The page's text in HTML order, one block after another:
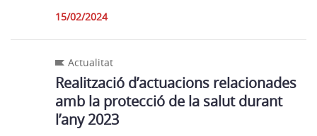
15/02/2024
Actualitat
Realització d’actuacions relacionades
amb la protecció de la salut durant
l’any 2023